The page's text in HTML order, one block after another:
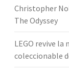
Christopher
The Odyssey
LEGO revive la
coleccionable